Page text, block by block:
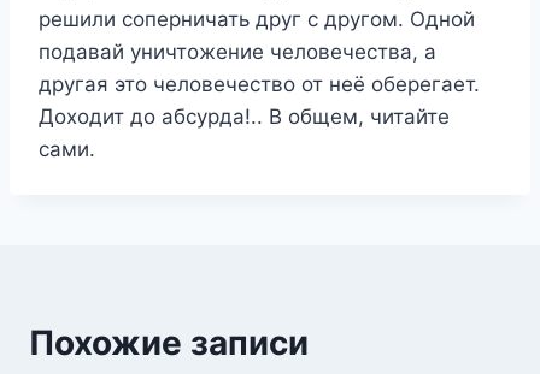
решили соперничать друг с другом. Одной
подавай уничтожение человечества, а
другая это человечество от неё оберегает.
Доходит до абсурда!.. В общем, читайте
сами.
Похожие записи